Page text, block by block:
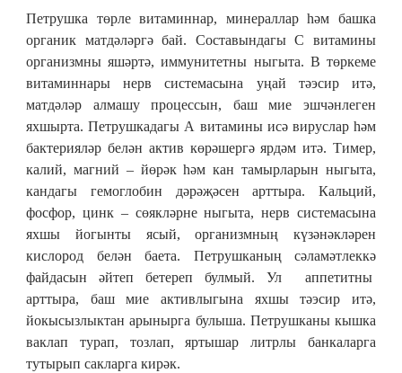
Петрушка төрле витаминнар, минераллар һәм башка
органик матдәләргә бай. Составындагы С витамины
организмны яшәртә, иммунитетны ныгыта. В төркеме
витаминнары нерв системасына уңай тәэсир итә,
матдәләр алмашу процессын, баш мие эшчәнлеген
яхшырта. Петрушкадагы А витамины исә вируслар һәм
бактерияләр белән актив көрәшергә ярдәм итә. Тимер,
калий, магний – йөрәк һәм кан тамырларын ныгыта,
кандагы гемоглобин дәрәҗәсен арттыра. Кальций,
фосфор, цинк – сөякләрне ныгыта, нерв системасына
яхшы йогынты ясый, организмның күзәнәкләрен
кислород белән баета. Петрушканың сәламәтлеккә
файдасын әйтеп бетереп булмый. Ул аппетитны
арттыра, баш мие активлыгына яхшы тәэсир итә,
йокысызлыктан арынырга булыша. Петрушканы кышка
ваклап турап, тозлап, яртышар литрлы банкаларга
тутырып сакларга кирәк.